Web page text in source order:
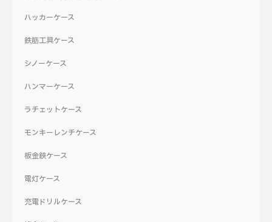
ハッカーケース
鉄筋工具ケース
シノーケース
ハンマーケース
ラチェットケース
モンキーレンチケース
板金鋏ケース
電灯ケース
充電ドリルケース